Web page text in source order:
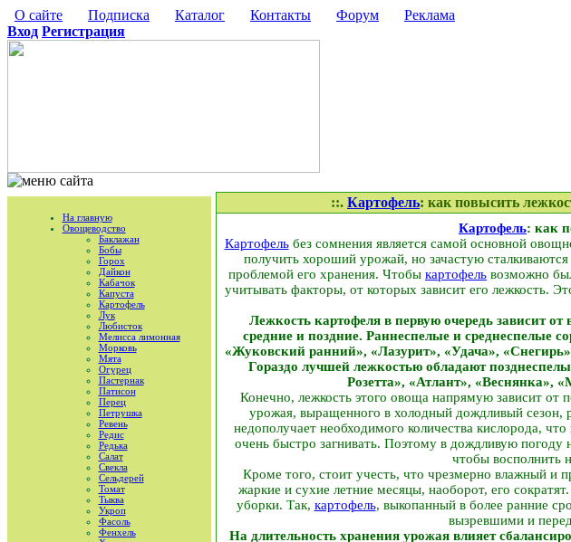
О сайте Подписка Каталог Контакты Форум
Реклама
Вход Регистрация
На главную
Овощеводство
Баклажан
Бобы
Горох
Дайкон
Кабачок
Капуста
Картофель
Лук
Любисток
Мелисса лимонная
Морковь
Мята
Огурец
Пастернак
Патисон
Перец
Петрушка
Ревень
Редис
Редька
Салат
Свекла
Сельдерей
Томат
Тыква
Укроп
Фасоль
Фенхель
::. Картофель: как повысить
Картофель: как
Картофельбез сомнения является самой основной
получить хороший урожай, но зачастую
проблемой его хранения. Чтобы картофель возможно
учитывать факторы, от которых зависит его лежкость.
Лежкость картофеля в первую очередь зависит
средние и поздние. Раннеспелые и среднеспелые
«Жуковский ранний», «Лазурит», «Удача»,
Гораздо лучшей лежкостью обладают
Розетта», «Атлант», «Веснянка»,
Конечно, лежкость этого овоща напрямую зависит от
урожая, выращенного в холодный дождливый сезон,
недополучает необходимого количества кислорода,
очень быстро загнивать. Поэтому в дождливую
чтобы восполнить
Кроме того, стоит учесть, что чрезмерно влажный и
жаркие и сухие летние месяцы, наоборот, его
уборки. Так, картофель, выкопанный в более ранние
вызревшими и
На длительность хранения урожая влияет